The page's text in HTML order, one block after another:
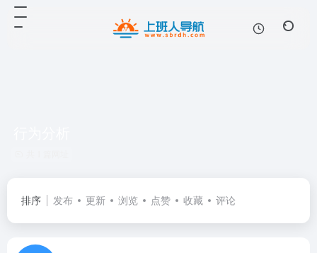
排序 发布 更新 浏览 点赞 收藏 评论